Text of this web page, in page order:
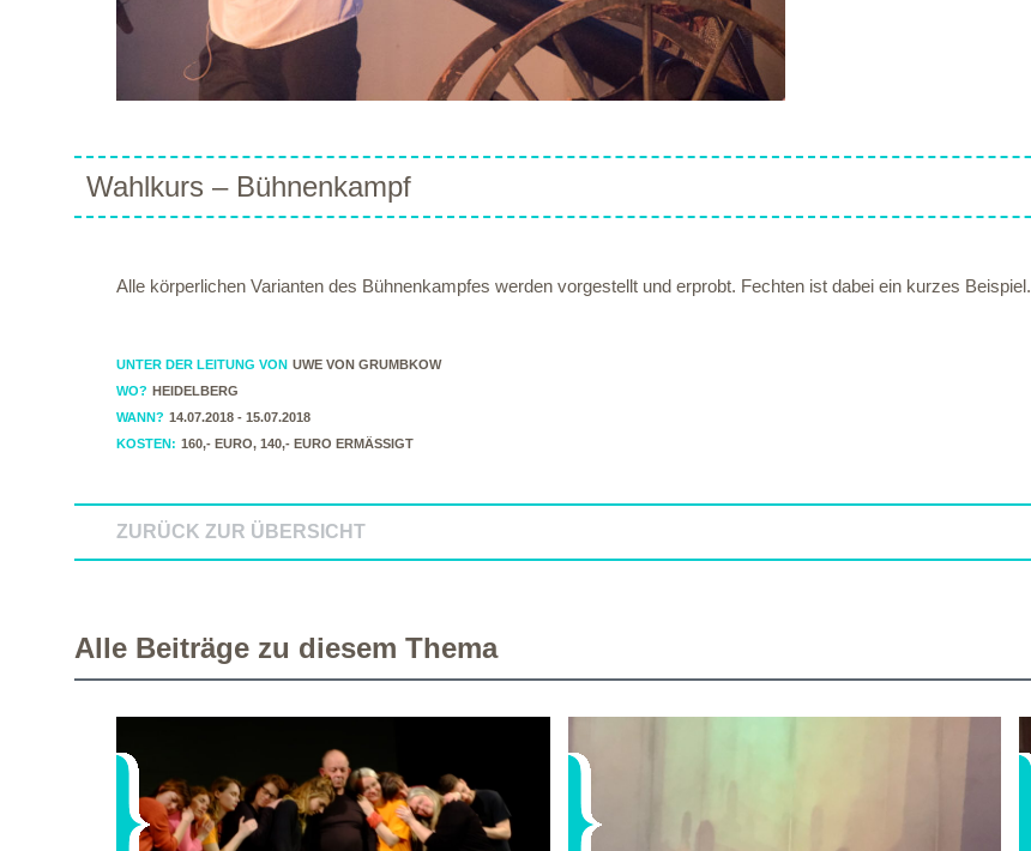
Wahlkurs – Bühnenkampf
Alle körperlichen Varianten des Bühnenkampfes werden vorgestellt und erprobt. Fechten ist dabei ein kurzes Beispiel.
UNTER DER LEITUNG VON UWE VON GRUMBKOW
WO? HEIDELBERG
WANN? 14.07.2018 - 15.07.2018
KOSTEN: 160,- EURO, 140,- EURO ERMÄSSIGT
ZURÜCK ZUR ÜBERSICHT
Alle Beiträge zu diesem Thema